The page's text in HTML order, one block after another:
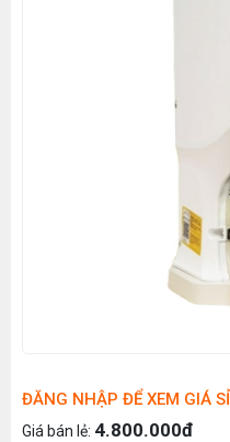
ĐĂNG NHẬP ĐỂ XEM GIÁ SỈ
Giá bán lẻ: 4.800.000đ